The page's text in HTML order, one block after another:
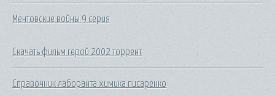
Ментовские войны 9 серия
Скачать фильм герой 2002 торрент
Справочник лаборанта химика писаренко